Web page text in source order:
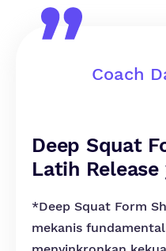
Coach
Deep Squat
Latih
*Deep Squat Form
mekanis